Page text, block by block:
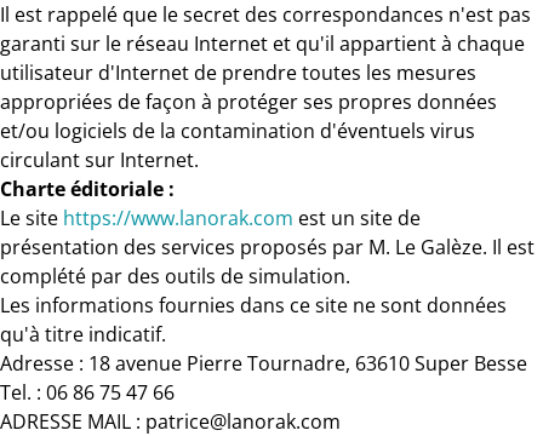
Il est rappelé que le secret des correspondances n'est pas
garanti sur le réseau Internet et qu'il appartient à chaque
utilisateur d'Internet de prendre toutes les mesures
appropriées de façon à protéger ses propres données
et/ou logiciels de la contamination d'éventuels virus
circulant sur Internet.
Charte éditoriale :
Le site https://www.lanorak.com est un site de
présentation des services proposés par M. Le Galèze. Il est
complété par des outils de simulation.
Les informations fournies dans ce site ne sont données
qu'à titre indicatif.
Adresse : 18 avenue Pierre Tournadre, 63610 Super Besse
Tel. : 06 86 75 47 66
ADRESSE MAIL : patrice@lanorak.com